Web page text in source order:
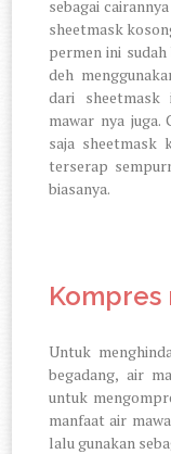
sebagai
sheetmask
permen ini
deh
dari
mawar nya juga.
saja sheetmask
terserap
biasanya.
Untuk
begadang, air
untuk
manfaat air
lalu gunakan